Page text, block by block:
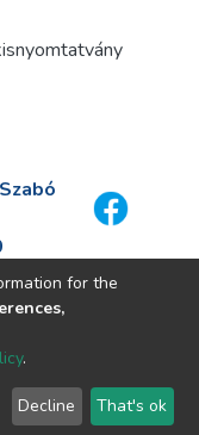
for the
.
Decline That's ok